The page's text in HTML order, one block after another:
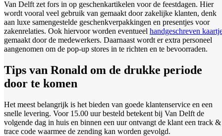
Van Delft zet fors in op geschenkartikelen voor de feestdagen. Hier
wordt vooral veel gebruik van gemaakt door zakelijke klanten, denk
aan luxe samengestelde geschenkverpakkingen en presentjes voor
zakenrelaties. Ook hiervoor worden eventueel handgeschreven
gemaakt door de medewerkers. Daarnaast wordt er extra personeel
aangenomen om de pop-up stores in te richten en te bevoorraden.
Tips van Ronald om de drukke periode
door te komen
Het meest belangrijk is het bieden van goede klantenservice en een
snelle levering. Voor 15.00 uur besteld betekent bij Van Delft de
volgende dag in huis en binnen een uur ontvangt de klant een track &
trace code waarmee de zending kan worden gevolgd.